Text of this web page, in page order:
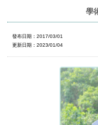
學
發布日期：2017/03/01
更新日期：2023/01/04